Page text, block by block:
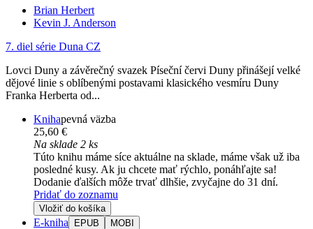
Brian Herbert
Kevin J. Anderson
7. diel série Duna CZ
Lovci Duny a závěrečný svazek Píseční červi Duny přinášejí velké
dějové linie s oblíbenými postavami klasického vesmíru Duny
Franka Herberta od...
Knihapevná väzba
25,60 €
Na sklade 2 ks
Túto knihu máme síce aktuálne na sklade, máme však už iba
posledné kusy. Ak ju chcete mať rýchlo, ponáhľajte sa!
Dodanie ďalších môže trvať dlhšie, zvyčajne do 31 dní.
Pridať do zoznamu
Vložiť do košíka
E-kniha EPUB MOBI